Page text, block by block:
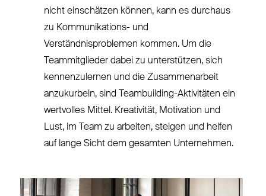
nicht einschätzen können, kann es durchaus
zu Kommunikations- und
Verständnisproblemen kommen. Um die
Teammitglieder dabei zu unterstützen, sich
kennenzulernen und die Zusammenarbeit
anzukurbeln, sind Teambuilding-Aktivitäten ein
wertvolles Mittel. Kreativität, Motivation und
Lust, im Team zu arbeiten, steigen und helfen
auf lange Sicht dem gesamten Unternehmen.